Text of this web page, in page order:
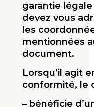
garantie
devez vous
les
mentionnées
document.
Lorsqu’il agit
conformité, le
– bénéficie